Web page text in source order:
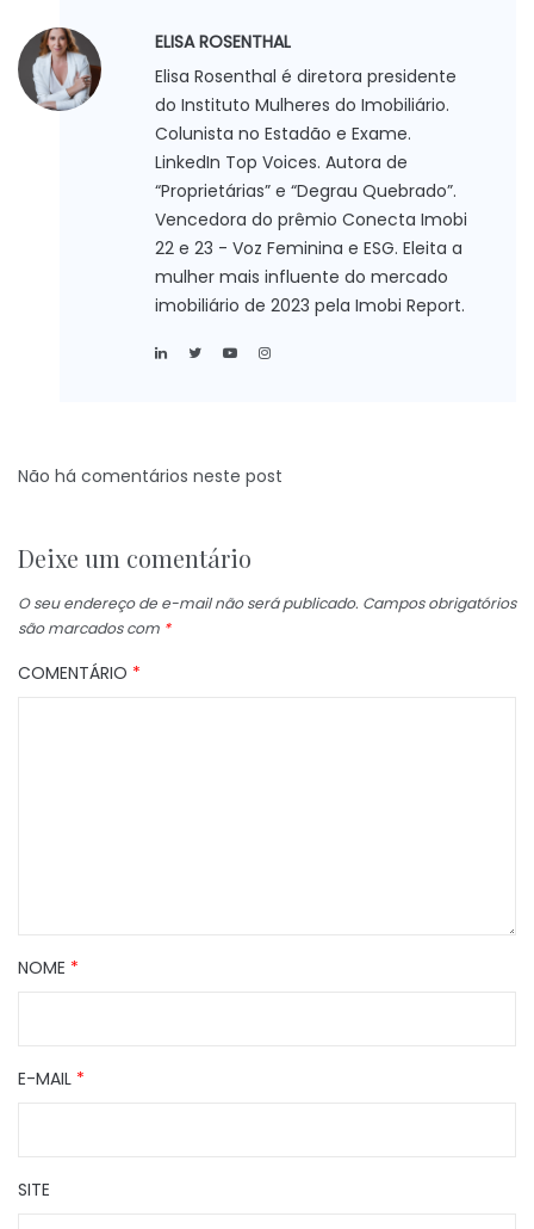
ELISA ROSENTHAL
Elisa Rosenthal é diretora presidente
do Instituto Mulheres do Imobiliário.
Colunista no Estadão e Exame.
LinkedIn Top Voices. Autora de
“Proprietárias” e “Degrau Quebrado”.
Vencedora do prêmio Conecta Imobi
22 e 23 - Voz Feminina e ESG. Eleita a
mulher mais influente do mercado
imobiliário de 2023 pela Imobi Report.
Não há comentários neste post
Deixe um comentário
O seu endereço de e-mail não será publicado. Campos obrigatórios
são marcados com *
COMENTÁRIO *
NOME *
E-MAIL *
SITE